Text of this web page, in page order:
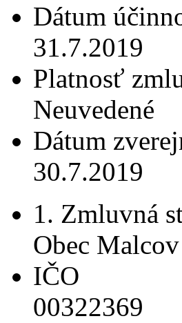
Dátum
31.7.2019
Platnosť
Neuvedené
Dátum
30.7.2019
1. Zmluvná
Obec Malcov
IČO
00322369